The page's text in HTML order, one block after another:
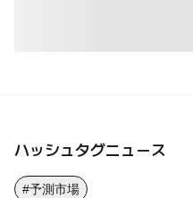
ハッシュタグニュース
#予測市場